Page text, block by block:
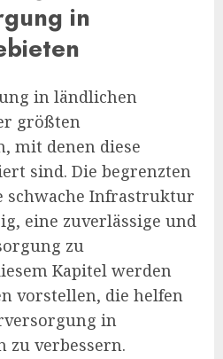
in
in ländlichen
größten
mit denen diese
sind. Die begrenzten
schwache Infrastruktur
eine zuverlässige und
zu
Kapitel werden
vorstellen, die helfen
in
zu verbessern.